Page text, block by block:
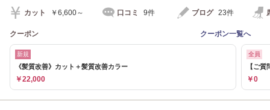
カット ￥6,600～ 口コミ 9件 ブログ 23件
クーポン クーポン一覧へ
新規
《髪質改善》カット＋髪質改善カラー
￥22,000
全員
【ご
￥0